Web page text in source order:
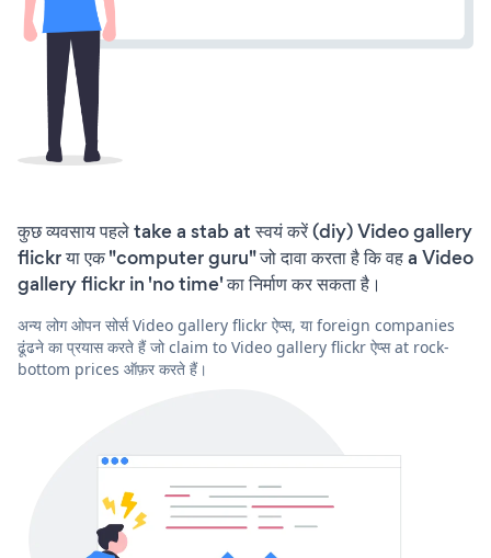
कुछ व्यवसाय पहले take a stab at स्वयं करें (diy) Video gallery
flickr या एक "computer guru" जो दावा करता है कि वह a Video
gallery flickr in 'no time' का निर्माण कर सकता है।
अन्य लोग ओपन सोर्स Video gallery flickr ऐप्स, या foreign companies
ढूंढने का प्रयास करते हैं जो claim to Video gallery flickr ऐप्स at rock-
bottom prices ऑफ़र करते हैं।